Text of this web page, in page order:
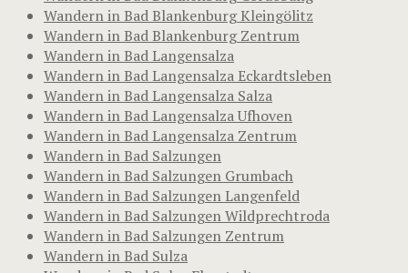
Wandern in Bad Blankenburg Kleingölitz
Wandern in Bad Blankenburg Zentrum
Wandern in Bad Langensalza
Wandern in Bad Langensalza Eckardtsleben
Wandern in Bad Langensalza Salza
Wandern in Bad Langensalza Ufhoven
Wandern in Bad Langensalza Zentrum
Wandern in Bad Salzungen
Wandern in Bad Salzungen Grumbach
Wandern in Bad Salzungen Langenfeld
Wandern in Bad Salzungen Wildprechtroda
Wandern in Bad Salzungen Zentrum
Wandern in Bad Sulza